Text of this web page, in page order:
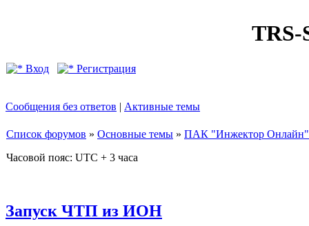
TRS-
Вход Регистрация
Сообщения без ответов | Активные темы
Список форумов » Основные темы » ПАК "Инжектор Онлайн"
Часовой пояс: UTC + 3 часа
Запуск ЧТП из ИОН